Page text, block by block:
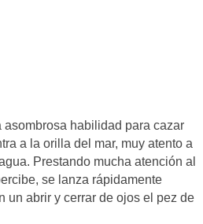
asombrosa habilidad para cazar
a la orilla del mar, muy atento a
Prestando mucha atención al
se lanza rápidamente
un abrir y cerrar de ojos el pez de